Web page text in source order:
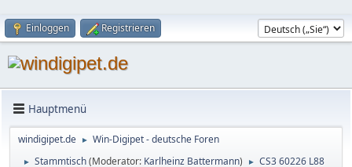
Einloggen Registrieren
Hauptmenü
windigipet.de ► Win-Digipet - deutsche Foren
► Stammtisch(Moderator: Karlheinz Battermann) ► CS3 60226 L88